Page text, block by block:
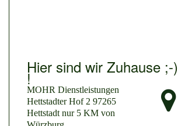
Hier sind wir Zuhause ;-)
!
MOHR Dienstleistungen
Hettstadter Hof 2 97265
Hettstadt nur 5 KM von